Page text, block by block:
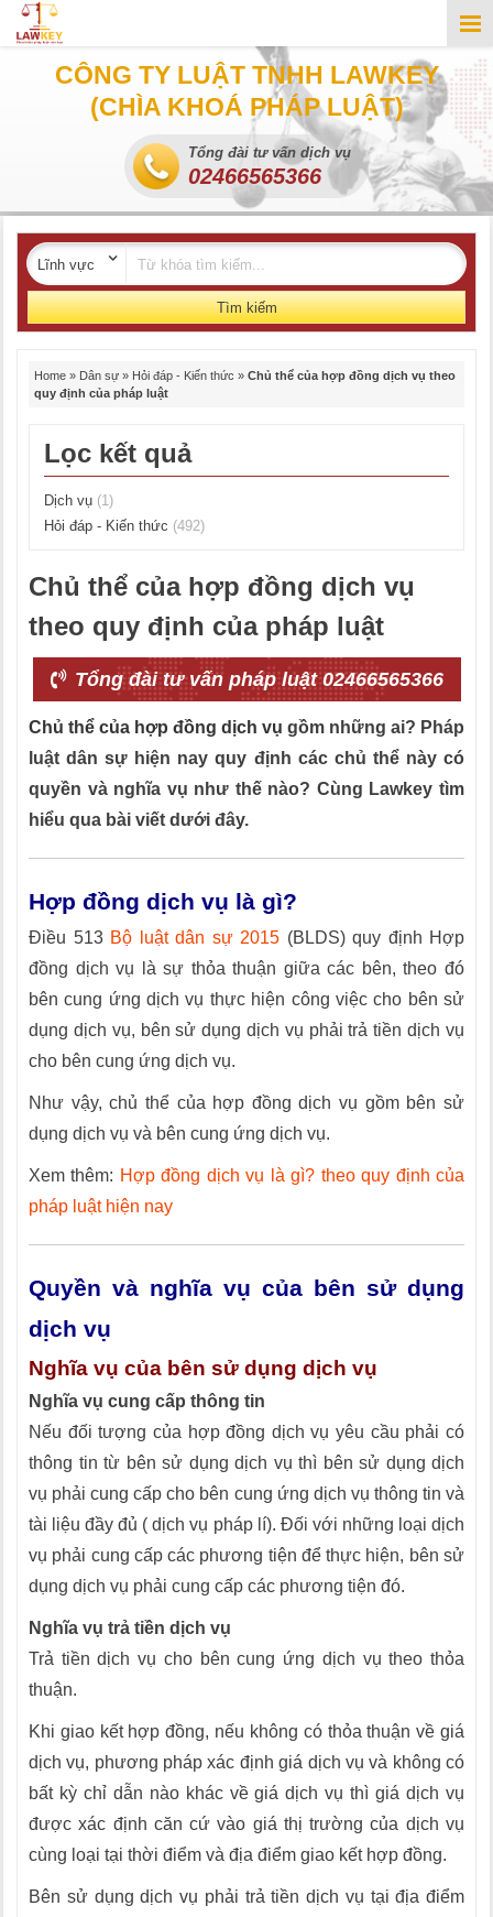
CÔNG TY LUẬT TNHH LAWKEY
(CHÌA KHOÁ PHÁP LUẬT)
Tổng đài tư vấn dịch vụ
02466565366
Tìm kiếm
Home » Dân sự » Hỏi đáp - Kiến thức » Chủ thể của hợp đồng dịch vụ theo
quy định của pháp luật
Lọc kết quả
Dịch vụ (1)
Hỏi đáp - Kiến thức (492)
Chủ thể của hợp đồng dịch vụ
theo quy định của pháp luật
Tổng đài tư vấn pháp luật 02466565366
Chủ thể của hợp đồng dịch vụ gồm những ai? Pháp
luật dân sự hiện nay quy định các chủ thể này có
quyền và nghĩa vụ như thế nào? Cùng Lawkey tìm
hiểu qua bài viết dưới đây.
Hợp đồng dịch vụ là gì?
Điều 513 Bộ luật dân sự 2015 (BLDS) quy định Hợp
đồng dịch vụ là sự thỏa thuận giữa các bên, theo đó
bên cung ứng dịch vụ thực hiện công việc cho bên sử
dụng dịch vụ, bên sử dụng dịch vụ phải trả tiền dịch vụ
cho bên cung ứng dịch vụ.
Như vậy, chủ thể của hợp đồng dịch vụ gồm bên sử
dụng dịch vụ và bên cung ứng dịch vụ.
Xem thêm: Hợp đồng dịch vụ là gì? theo quy định của
pháp luật hiện nay
Quyền và nghĩa vụ của bên sử dụng
dịch vụ
Nghĩa vụ của bên sử dụng dịch vụ
Nghĩa vụ cung cấp thông tin
Nếu đối tượng của hợp đồng dịch vụ yêu cầu phải có
thông tin từ bên sử dụng dịch vụ thì bên sử dụng dịch
vụ phải cung cấp cho bên cung ứng dịch vụ thông tin và
tài liệu đầy đủ ( dịch vụ pháp lí). Đối với những loại dịch
vụ phải cung cấp các phương tiện để thực hiện, bên sử
dụng dịch vụ phải cung cấp các phương tiện đó.
Nghĩa vụ trả tiền dịch vụ
Trả tiền dịch vụ cho bên cung ứng dịch vụ theo thỏa
thuận.
Khi giao kết hợp đồng, nếu không có thỏa thuận về giá
dịch vụ, phương pháp xác định giá dịch vụ và không có
bất kỳ chỉ dẫn nào khác về giá dịch vụ thì giá dịch vụ
được xác định căn cứ vào giá thị trường của dịch vụ
cùng loại tại thời điểm và địa điểm giao kết hợp đồng.
Bên sử dụng dịch vụ phải trả tiền dịch vụ tại địa điểm